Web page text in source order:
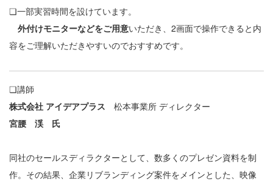
❏一部実習時間を設けています。
外付けモニターなどをご用意いただき、2画面で操作できると内
容をご理解いただきやすいのでおすすめです。
❏講師
株式会社 アイデアプラス 松本事業所 ディレクター
宮腰 渓 氏
同社のセールスディラクターとして、数多くのプレゼン資料を制
作。その結果、企業リブランディング案件をメインとした、映像